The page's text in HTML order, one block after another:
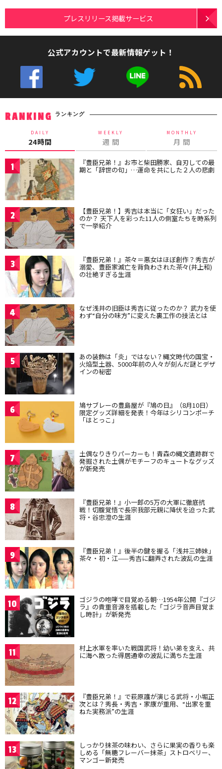
プレスリリース掲載サービス
公式アカウントで最新情報ゲット！
RANKING ランキング
DAILY
24時間
WEEKLY
週 間
MONTHLY
月 間
1 『豊臣兄弟！』お市と柴田勝家、自刃しての最
期と「辞世の句」…運命を共にした２人の悲劇
2 【豊臣兄弟！】秀吉は本当に「女狂い」だった
のか？ 天下人を彩った11人の側室たちを時系列
で一挙紹介
3 『豊臣兄弟！』茶々＝悪女はほぼ創作？秀吉が
溺愛、豊臣家滅亡を背負わされた茶々(井上和)
の壮絶すぎる生涯
4 なぜ浅井の旧臣は秀吉に従ったのか？ 武力を使
わず“自分の味方”に変えた裏工作の技法とは
5 あの装飾は「炎」ではない？縄文時代の国宝・
火焔型土器、5000年前の人々が刻んだ謎とデザ
インの秘密
6 鳩サブレーの豊島屋が『鳩の日』（8月10日）
限定グッズ詳細を発表！今年はシリコンポーチ
「はとっこ」
7 土偶なりきりパーカーも！青森の縄文遺跡群で
発掘された土偶がモチーフのキュートなグッズ
が新発売
8 『豊臣兄弟！』小一郎の5万の大軍に徹底抗
戦！切腹覚悟で長宗我部元親に降伏を迫った武
将・谷忠澄の生涯
9 『豊臣兄弟！』後半の鍵を握る「浅井三姉妹」
茶々・初・江——秀吉に翻弄された波乱の生涯
10 ゴジラの咆哮で目覚める朝…1954年公開『ゴジ
ラ』の貴重音源を搭載した「ゴジラ音声目覚ま
し時計」が新発売
11 村上水軍を率いた戦国武将！幼い弟を支え、共
に海へ散った得居通幸の波乱に満ちた生涯
12 『豊臣兄弟！』で萩原護が演じる武将・小堀正
次とは？秀長・秀吉・家康が重用、“出家を重
ねた実務派”の生涯
13 しっかり抹茶の味わい、さらに果実の香りも楽
しめる「無糖フレーバー抹茶」ストロベリー、
マンゴー新発売